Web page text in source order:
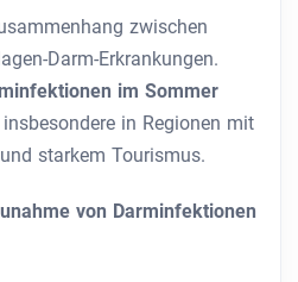
zwischen
Darm-Erkrankungen.
im Sommer
insbesondere in Regionen mit
starkem Tourismus.
von Darminfektionen